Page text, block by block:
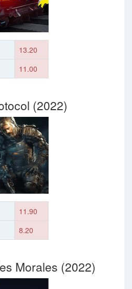
13.20
11.00
(2022)
11.90
8.20
Morales (2022)